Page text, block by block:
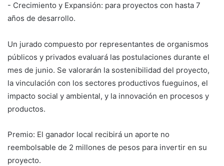
- Crecimiento y Expansión: para proyectos con hasta 7
años de desarrollo.
Un jurado compuesto por representantes de organismos
públicos y privados evaluará las postulaciones durante el
mes de junio. Se valorarán la sostenibilidad del proyecto,
la vinculación con los sectores productivos fueguinos, el
impacto social y ambiental, y la innovación en procesos y
productos.
Premio: El ganador local recibirá un aporte no
reembolsable de 2 millones de pesos para invertir en su
proyecto.